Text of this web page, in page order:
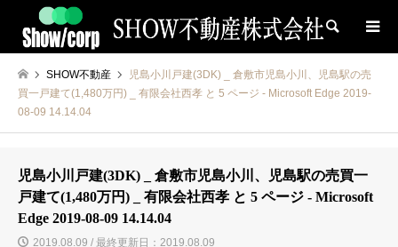
検索
SHOW不動産
児島小川戸建(3DK) _ 倉敷市児島小川、児島駅の売
買一戸建て(1,480万円) _ 有限会社西孝 と 5 ページ ‎- Microsoft Edge 2019-
08-09 14.14.04
児島小川戸建(3DK) _ 倉敷市児島小川、児島駅の売買一
戸建て(1,480万円) _ 有限会社西孝 と 5 ページ ‎- Microsoft
Edge 2019-08-09 14.14.04
2019.08.09 / 最終更新日：2019.08.09